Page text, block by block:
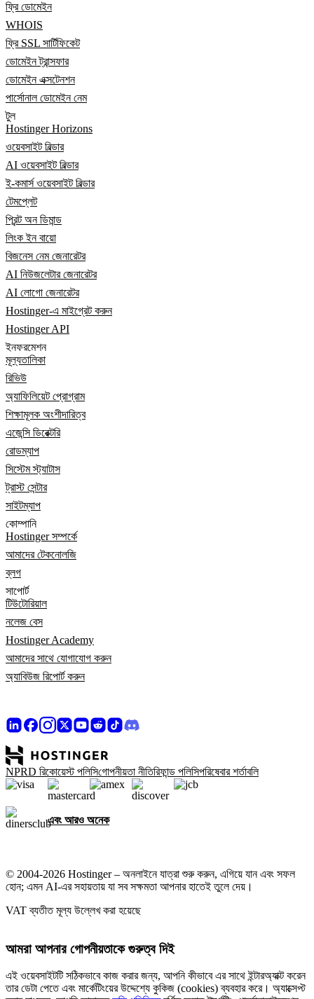
ফ্রি ডোমেইন
WHOIS
ফ্রি SSL সার্টিফিকেট
ডোমেইন ট্রান্সফার
ডোমেইন এক্সটেনশন
পার্সোনাল ডোমেইন নেম
টুল
Hostinger Horizons
ওয়েবসাইট বিল্ডার
AI ওয়েবসাইট বিল্ডার
ই-কমার্স ওয়েবসাইট বিল্ডার
টেমপ্লেট
প্রিন্ট অন ডিমান্ড
লিংক ইন বায়ো
বিজনেস নেম জেনারেটর
AI নিউজলেটার জেনারেটর
AI লোগো জেনারেটর
Hostinger-এ মাইগ্রেট করুন
Hostinger API
ইনফরমেশন
মূল্যতালিকা
রিভিউ
অ্যাফিলিয়েট প্রোগ্রাম
শিক্ষামূলক অংশীদারিত্ব
এজেন্সি ডিরেক্টরি
রোডম্যাপ
সিস্টেম স্ট্যাটাস
ট্রাস্ট সেন্টার
সাইটম্যাপ
কোম্পানি
Hostinger সম্পর্কে
আমাদের টেকনোলজি
ব্লগ
সাপোর্ট
টিউটোরিয়াল
নলেজ বেস
Hostinger Academy
আমাদের সাথে যোগাযোগ করুন
অ্যাবিউজ রিপোর্ট করুন
NPRD রিকোয়েস্ট পলিসিগোপনীয়তা নীতিরিফান্ড পলিসিপরিষেবার শর্তাবলি
এবং আরও অনেক
© 2004-2026 Hostinger – অনলাইনে যাত্রা শুরু করুন, এগিয়ে যান এবং সফল
হোন; এমন AI-এর সহায়তায় যা সব সক্ষমতা আপনার হাতেই তুলে দেয়।
VAT ব্যতীত মূল্য উল্লেখ করা হয়েছে
আমরা আপনার গোপনীয়তাকে গুরুত্ব দিই
এই ওয়েবসাইটটি সঠিকভাবে কাজ করার জন্য, আপনি কীভাবে এর সাথে ইন্টারঅ্যাক্ট করেন
তার ডেটা পেতে এবং মার্কেটিংয়ের উদ্দেশ্যে কুকিজ (cookies) ব্যবহার করে। অ্যাক্সেপ্ট